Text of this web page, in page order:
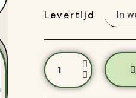
Levertijd